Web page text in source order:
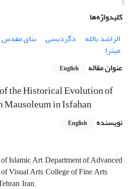
کلیدواژه‌ها
الراشد بالله
دگردیسی بنای مقدس
میترا
عنوان مقاله
English
the Historical Evolution of
in Isfahan
نویسنده English
Islamic Art, Department of Advanced
Visual Arts, College of Fine Arts,
Iran.